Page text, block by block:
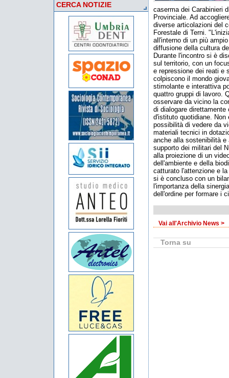
CERCA NOTIZIE
caserma dei Carabinieri
Provinciale. Ad
diverse articolazioni del
Forestale di Terni.
all'interno di un più
diffusione della cultura
Durante l'incontro si è
sul territorio, con un
e repressione dei reati e
colpiscono il mondo
stimolante e interattiva
quattro gruppi di lavoro.
osservare da vicino la
di dialogare
d'istituto quotidiane.
possibilità di vedere da
materiali tecnici in
anche alla sostenibilità e
supporto dei militari del
alla proiezione di un
dell'ambiente e della
catturato l'attenzione e
si è concluso con un
l'importanza della
dell'ordine per formare i
Vai all'Archivio News >
Torna su